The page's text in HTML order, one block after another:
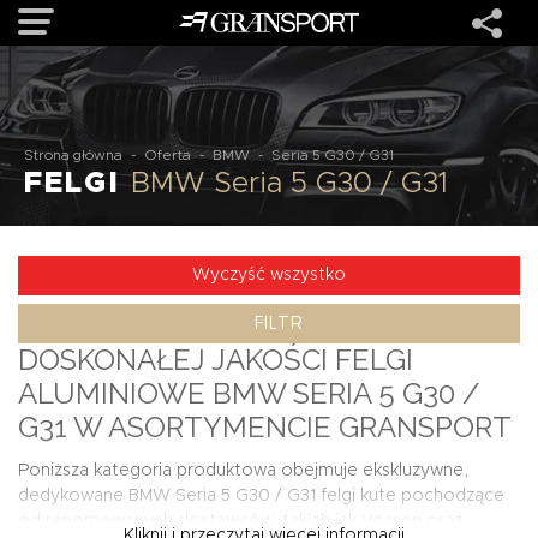
OFERTA
MARKI
O NAS
USŁUGI
KONTAKT
Strona główna - Oferta - BMW - Seria 5 G30 / G31
FELGIBMW Seria 5 G30 / G31
Wyczyść wszystko
FILTR
DOSKONAŁEJ JAKOŚCI FELGI
ALUMINIOWE BMW SERIA 5 G30 /
G31 W ASORTYMENCIE GRANSPORT
Poniższa kategoria produktowa obejmuje ekskluzywne,
dedykowane BMW Seria 5 G30 / G31 felgi kute pochodzące